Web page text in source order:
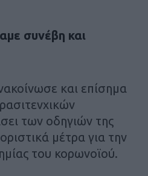
συνέβη και
και επίσημα
των οδηγιών της
μέτρα για την
του κορωνοϊού.